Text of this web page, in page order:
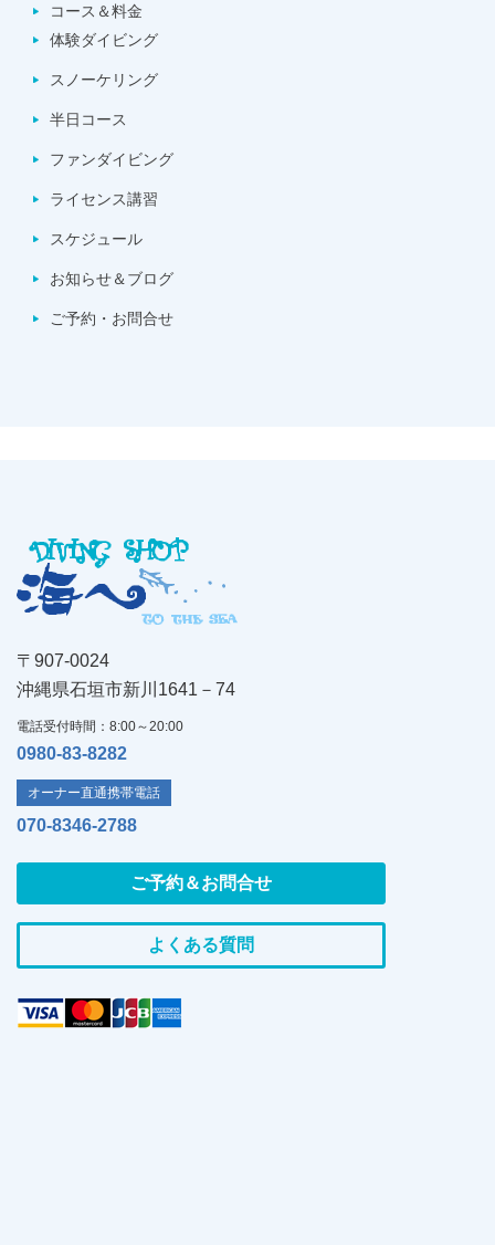
コース＆料金
体験ダイビング
スノーケリング
半日コース
ファンダイビング
ライセンス講習
スケジュール
お知らせ＆ブログ
ご予約・お問合せ
〒907-0024
沖縄県石垣市新川1641－74
電話受付時間：8:00～20:00
0980-83-8282
オーナー直通携帯電話
070-8346-2788
ご予約＆お問合せ
よくある質問